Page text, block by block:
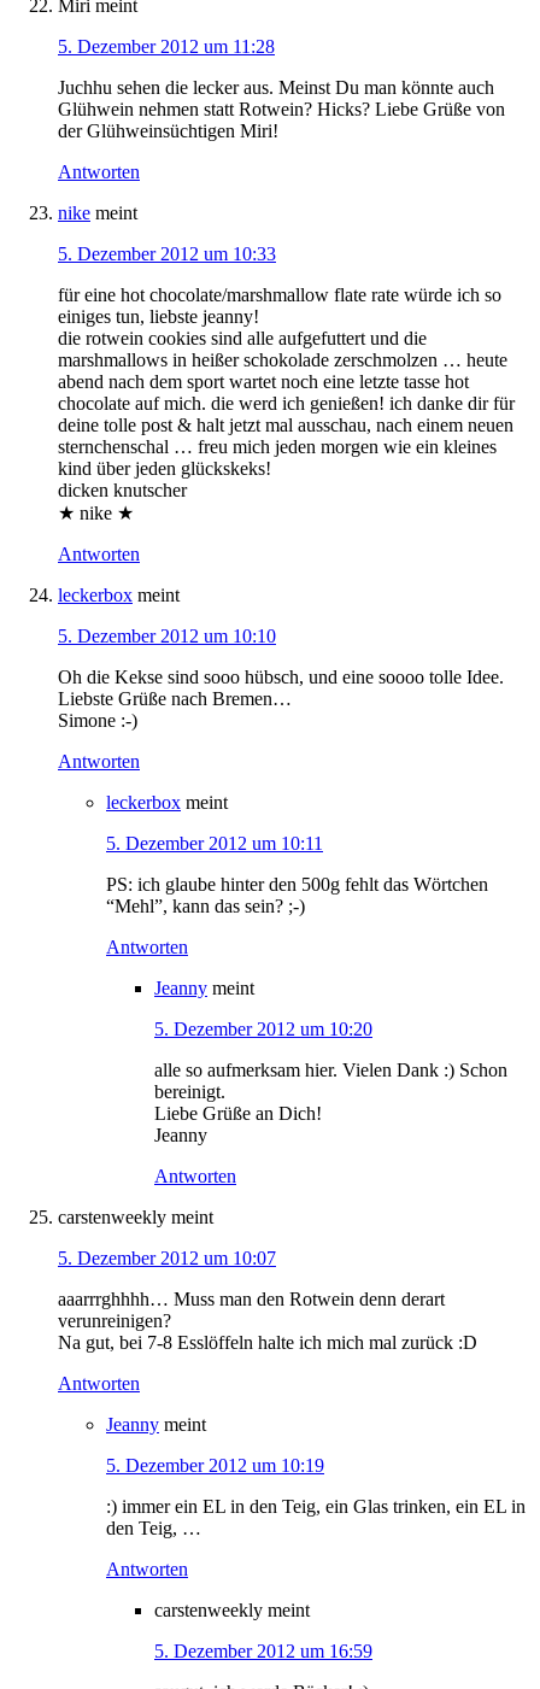
Miri meint
5. Dezember 2012 um 11:28
Juchhu sehen die lecker aus. Meinst Du man könnte auch
Glühwein nehmen statt Rotwein? Hicks? Liebe Grüße von
der Glühweinsüchtigen Miri!
Antworten
nike meint
5. Dezember 2012 um 10:33
für eine hot chocolate/marshmallow flate rate würde ich so
einiges tun, liebste jeanny!
die rotwein cookies sind alle aufgefuttert und die
marshmallows in heißer schokolade zerschmolzen … heute
abend nach dem sport wartet noch eine letzte tasse hot
chocolate auf mich. die werd ich genießen! ich danke dir für
deine tolle post & halt jetzt mal ausschau, nach einem neuen
sternchenschal … freu mich jeden morgen wie ein kleines
kind über jeden glückskeks!
dicken knutscher
★ nike ★
Antworten
leckerbox meint
5. Dezember 2012 um 10:10
Oh die Kekse sind sooo hübsch, und eine soooo tolle Idee.
Liebste Grüße nach Bremen…
Simone :-)
Antworten
leckerbox meint
5. Dezember 2012 um 10:11
PS: ich glaube hinter den 500g fehlt das Wörtchen
“Mehl”, kann das sein? ;-)
Antworten
Jeanny meint
5. Dezember 2012 um 10:20
alle so aufmerksam hier. Vielen Dank :) Schon
bereinigt.
Liebe Grüße an Dich!
Jeanny
Antworten
carstenweekly meint
5. Dezember 2012 um 10:07
aaarrrghhhh… Muss man den Rotwein denn derart
verunreinigen?
Na gut, bei 7-8 Esslöffeln halte ich mich mal zurück :D
Antworten
Jeanny meint
5. Dezember 2012 um 10:19
:) immer ein EL in den Teig, ein Glas trinken, ein EL in
den Teig, …
Antworten
carstenweekly meint
5. Dezember 2012 um 16:59